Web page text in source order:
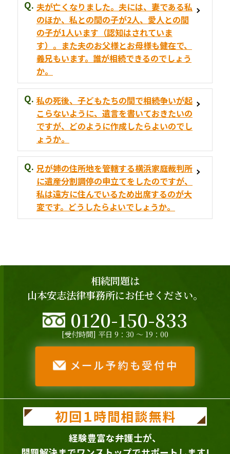
夫が亡くなりました。夫には、妻である私
のほか、私との間の子が2人、愛人との間
の子が1人います（認知はされていま
す）。また夫のお父様とお母様も健在で、
義兄もいます。誰が相続できるのでしょう
か。
私の死後、子どもたちの間で相続争いが起
こらないように、遺言を書いておきたいの
ですが、どのように作成したらよいのでし
ょうか。
兄が姉の住所地を管轄する横浜家庭裁判所
に遺産分割調停の申立てをしたのですが、
私は遠方に住んでいるため出席するのが大
変です。どうしたらよいでしょうか。
相続問題は
山本安志法律事務所にお任せください。
0120-150-833
[受付時間] 平日 9：30 ～ 19：00
経験豊富な弁護士が、